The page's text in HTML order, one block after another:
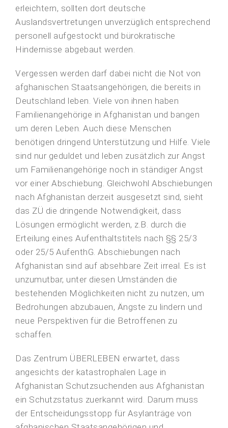
erleichtern, sollten dort deutsche
Auslandsvertretungen unverzüglich entsprechend
personell aufgestockt und bürokratische
Hindernisse abgebaut werden.
Vergessen werden darf dabei nicht die Not von
afghanischen Staatsangehörigen, die bereits in
Deutschland leben. Viele von ihnen haben
Familienangehörige in Afghanistan und bangen
um deren Leben. Auch diese Menschen
benötigen dringend Unterstützung und Hilfe. Viele
sind nur geduldet und leben zusätzlich zur Angst
um Familienangehörige noch in ständiger Angst
vor einer Abschiebung. Gleichwohl Abschiebungen
nach Afghanistan derzeit ausgesetzt sind, sieht
das ZÜ die dringende Notwendigkeit, dass
Lösungen ermöglicht werden, z.B. durch die
Erteilung eines Aufenthaltstitels nach §§ 25/3
oder 25/5 AufenthG. Abschiebungen nach
Afghanistan sind auf absehbare Zeit irreal. Es ist
unzumutbar, unter diesen Umständen die
bestehenden Möglichkeiten nicht zu nutzen, um
Bedrohungen abzubauen, Ängste zu lindern und
neue Perspektiven für die Betroffenen zu
schaffen.
Das Zentrum ÜBERLEBEN erwartet, dass
angesichts der katastrophalen Lage in
Afghanistan Schutzsuchenden aus Afghanistan
ein Schutzstatus zuerkannt wird. Darum muss
der Entscheidungsstopp für Asylanträge von